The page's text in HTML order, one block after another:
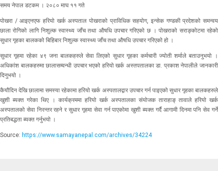
समय नेपाल डटकम । २०८० माघ ११ गते
पोखरा / आइएनएफ हरियो खर्क अस्पताल पोखराको प्राविधिक सहयोग, इन्सेक गण्डकी प्रदेशको समन्वय
छाला रोगिको लागि निशुल्क स्वास्थ्य जाँच तथा औषधि उपचार गरिएको छ । पोखराको सराङ्कोटमा रहेको
सुधार गृहका बालकको बिहिबार निशुल्क स्वास्थ्य जाँच तथा औषधि उपचार गरिएको हो ।
सुधार गृहमा रहेका ४९ जना बालकहरुले सेवा लिएको सुधार गृहका कर्मचारी ज्योती शर्माले बताउनुभयो ।
अधिकांश बालकहरुमा छालासम्वन्धी उपचार भएको हरियो खर्क अस्तपतालका डा. प्रकाश नेपालीले जानकारी
दिनुभयो ।
कैयौदिन देखि छालामा समस्या रहेकामा हरियो खर्क अस्पतालद्वार उपचार गर्न पाइएको सुधार गृहका बालकहरुले
खुशी ब्यक्त गरेका थिए । कार्यक्रममा हरियो खर्क अस्पतालका संयोजक ताराहाङ् तावाले हरियो खर्क
अस्पतालको सेवा निरन्तर रहने र सुधार गृहमा सेवा गर्न पाएकोमा खुशी ब्यक्त गर्दै आगामी दिनमा पनि सेव गर्ने
प्रतिबद्धता ब्यक्त गर्नुभयो ।
Source: https://www.samayanepal.com/archives/34224